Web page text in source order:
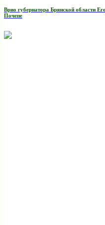
Врио губернатора Брянской области
Почепе